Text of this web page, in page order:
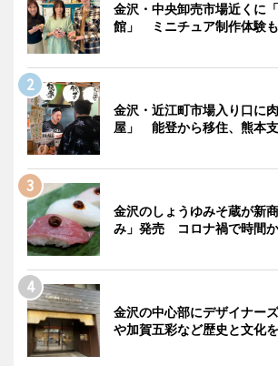
金沢・中央卸売市場近くに
館」 ミニチュア制作体験も
金沢・近江町市場入り口に
屋」 能登から移住、熊本
金沢のしょうゆみそ蔵が新
み」発売 コロナ禍で時間
金沢の中心部にデザイナー
や加賀五彩など歴史と文化